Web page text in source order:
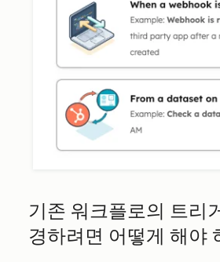
기존 워크플로의 트리
경하려면 어떻게 해야